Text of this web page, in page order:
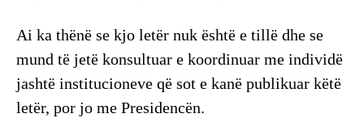
Ai ka thënë se kjo letër nuk është e tillë dhe se
mund të jetë konsultuar e koordinuar me individë
jashtë institucioneve që sot e kanë publikuar këtë
letër, por jo me Presidencën.